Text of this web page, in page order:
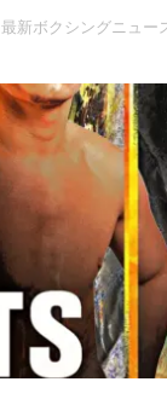
最新ボクシングニュー